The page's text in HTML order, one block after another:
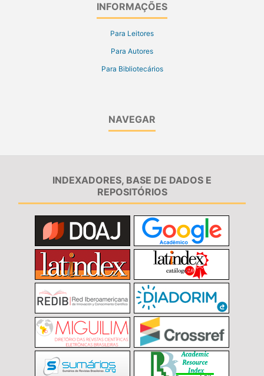
INFORMAÇÕES
Para Leitores
Para Autores
Para Bibliotecários
NAVEGAR
INDEXADORES, BASE DE DADOS E
REPOSITÓRIOS